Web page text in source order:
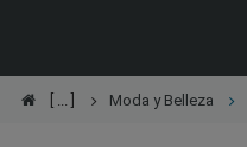
Moda y Belleza